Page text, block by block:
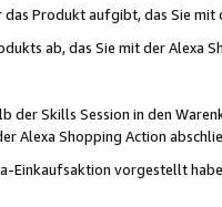
Produkt aufgibt, das Sie mit
ab, das Sie mit der Alexa
der Skills Session in den
Alexa Shopping Action
Einkaufsaktion vorgestellt